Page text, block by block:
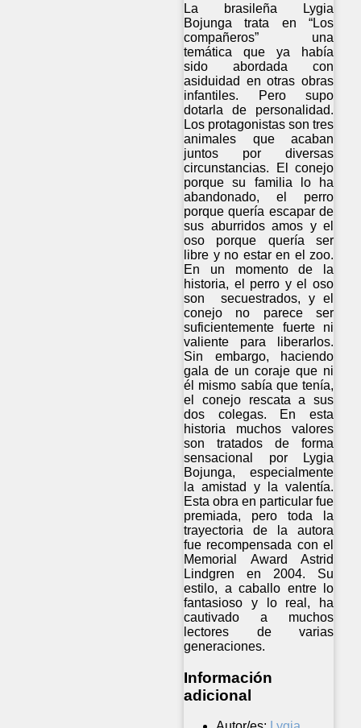
La brasileña Lygia
Bojunga trata en “Los
compañeros” una
temática que ya había
sido abordada con
asiduidad en otras obras
infantiles. Pero supo
dotarla de personalidad.
Los protagonistas son tres
animales que acaban
juntos por diversas
circunstancias. El conejo
porque su familia lo ha
abandonado, el perro
porque quería escapar de
sus aburridos amos y el
oso porque quería ser
libre y no estar en el zoo.
En un momento de la
historia, el perro y el oso
son secuestrados, y el
conejo no parece ser
suficientemente fuerte ni
valiente para liberarlos.
Sin embargo, haciendo
gala de un coraje que ni
él mismo sabía que tenía,
el conejo rescata a sus
dos colegas. En esta
historia muchos valores
son tratados de forma
sensacional por Lygia
Bojunga, especialmente
la amistad y la valentía.
Esta obra en particular fue
premiada, pero toda la
trayectoria de la autora
fue recompensada con el
Memorial Award Astrid
Lindgren en 2004. Su
estilo, a caballo entre lo
fantasioso y lo real, ha
cautivado a muchos
lectores de varias
generaciones.
Información
adicional